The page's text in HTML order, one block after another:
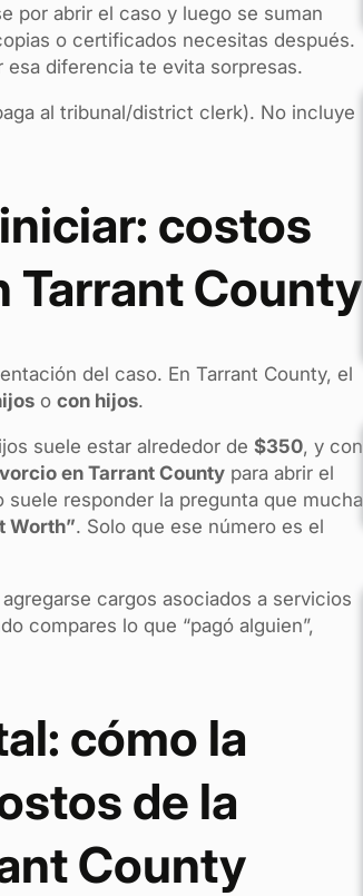
por abrir el caso y luego se suman
o certificados necesitas después.
esa diferencia te evita sorpresas.
al tribunal/district clerk). No incluye
costos
Tarrant County
del caso. En Tarrant County, el
o con hijos.
suele estar alrededor de $350, y con
en Tarrant County para abrir el
responder la pregunta que mucha
Worth”. Solo que ese número es el
cargos asociados a servicios
compares lo que “pagó alguien”,
cómo la
de la
County